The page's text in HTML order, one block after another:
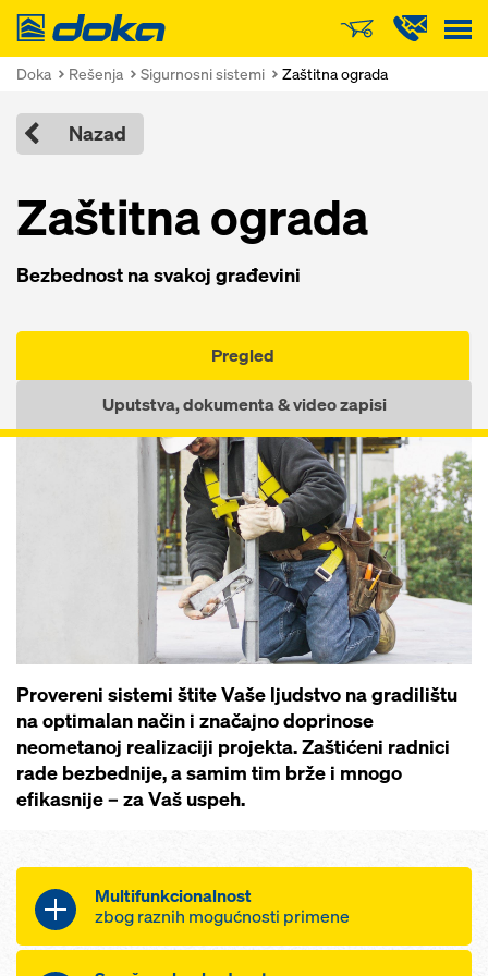
Doka
Doka Rešenja Sigurnosni sistemi Zaštitna ograda
Nazad
Zaštitna ograda
Bezbednost na svakoj građevini
Pregled
Uputstva, dokumenta & video zapisi
Provereni sistemi štite Vaše ljudstvo na gradilištu
na optimalan način i značajno doprinose
neometanoj realizaciji projekta. Zaštićeni radnici
rade bezbednije, a samim tim brže i mnogo
efikasnije – za Vaš uspeh.
Multifunkcionalnost
zbog raznih mogućnosti primene
Iskoristite bogatu ponudu Doka